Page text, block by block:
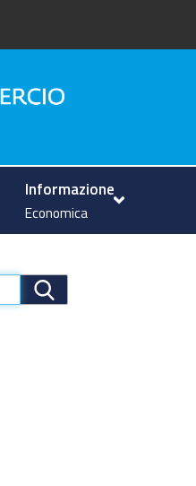
Informazione
Economica